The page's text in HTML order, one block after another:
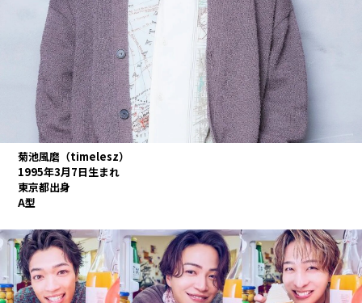
菊池風磨（timelesz）
1995年3月7日生まれ
東京都出身
A型